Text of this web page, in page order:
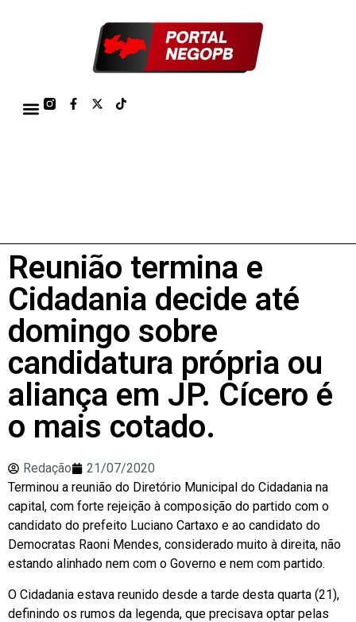
Reunião termina e
Cidadania decide até
domingo sobre
candidatura própria ou
aliança em JP. Cícero é
o mais cotado.
Redação
21/07/2020
Terminou a reunião do Diretório Municipal do Cidadania na
capital, com forte rejeição à composição do partido com o
candidato do prefeito Luciano Cartaxo e ao candidato do
Democratas Raoni Mendes, considerado muito à direita, não
estando alinhado nem com o Governo e nem com partido.
O Cidadania estava reunido desde a tarde desta quarta (21),
definindo os rumos da legenda, que precisava optar pelas